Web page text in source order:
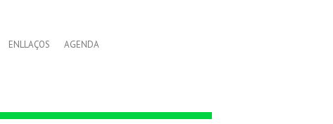
ENLLAÇOS AGENDA